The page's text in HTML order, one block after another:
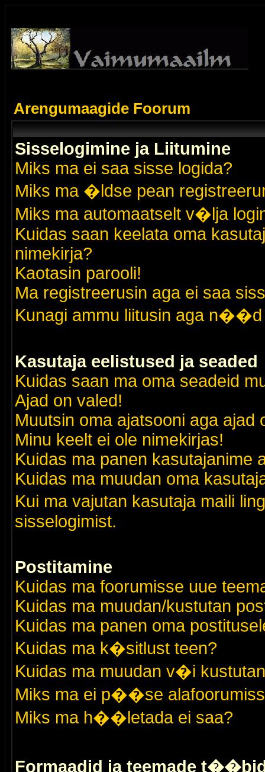
Arengumaagide Foorum
Sisselogimine ja Liitumine
Miks ma ei saa sisse logida?
Miks ma �ldse pean
Miks ma automaatselt v�lja
Kuidas saan keelata oma
nimekirja?
Kaotasin parooli!
Ma registreerusin aga ei saa
Kunagi ammu liitusin aga n��d
Kasutaja eelistused ja seaded
Kuidas saan ma oma seadeid
Ajad on valed!
Muutsin oma ajatsooni aga ajad
Minu keelt ei ole nimekirjas!
Kuidas ma panen kasutajanime
Kuidas ma muudan oma
Kui ma vajutan kasutaja maili
sisselogimist.
Postitamine
Kuidas ma foorumisse uue
Kuidas ma muudan/kustutan
Kuidas ma panen oma
Kuidas ma k�sitlust teen?
Kuidas ma muudan v�i
Miks ma ei p��se
Miks ma h��letada ei saa?
Formaadid ja teemade